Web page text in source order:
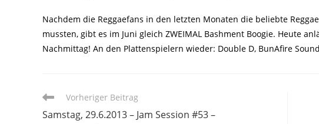
Nachdem die Reggaefans in den letzten Monaten die beliebte
mussten, gibt es im Juni gleich ZWEIMAL Bashment Boogie. Heute
Nachmittag! An den Plattenspielern wieder: Double D, BunAfire
Weitere
ansehen
Vorheriger Beitrag
Samstag, 29.6.2013 – Jam Session #53 –